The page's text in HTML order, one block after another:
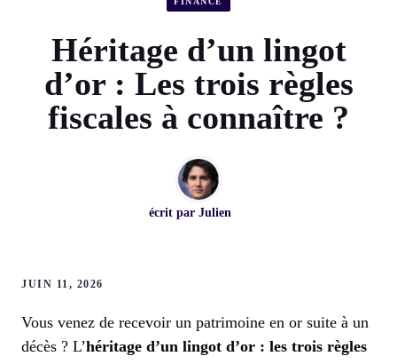
Héritage d’un lingot
d’or : Les trois règles
fiscales à connaître ?
écrit par Julien
JUIN 11, 2026
Vous venez de recevoir un patrimoine en or suite à un
décès ? L’héritage d’un lingot d’or : les trois règles